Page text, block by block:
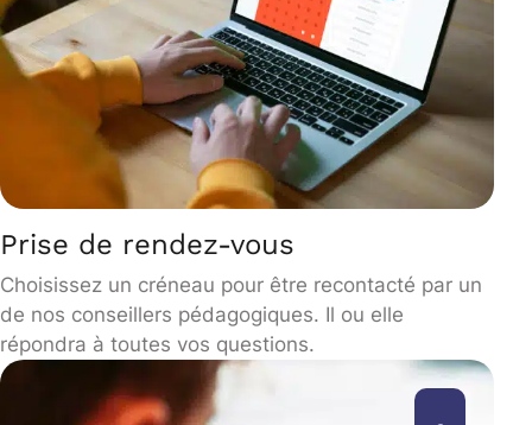
Prise de rendez-vous
Choisissez un créneau pour être recontacté par un
de nos conseillers pédagogiques. Il ou elle
répondra à toutes vos questions.